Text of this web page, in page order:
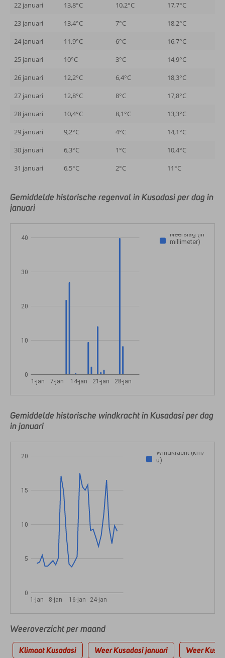
22 januari
13,8°C 10,2°C
17,7°C
23 januari
13,4°C 7°C
18,2°C
24 januari
11,9°C 6°C
16,7°C
25 januari
10°C 3°C
14,9°C
26 januari
12,2°C 6,4°C
18,3°C
27 januari
12,8°C 8°C
17,8°C
28 januari
10,4°C 8,1°C
13,3°C
29 januari
9,2°C 4°C
14,1°C
30 januari
6,3°C 1°C
10,4°C
31 januari
6,5°C 2°C 11°C
Gemiddelde historische regenval in Kusadasi per dag in
januari
Neerslag (in
millimeter)
1-jan 7-jan 14-jan 21-jan 28-jan
0
10
20
30
40
Gemiddelde historische windkracht in Kusadasi per dag
in januari
Windkracht (km/
u)
1-jan 8-jan 16-jan 24-jan
0
5
10
15
20
Weeroverzicht per maand
Klimaat Kusadasi Weer Kusadasi januari Weer